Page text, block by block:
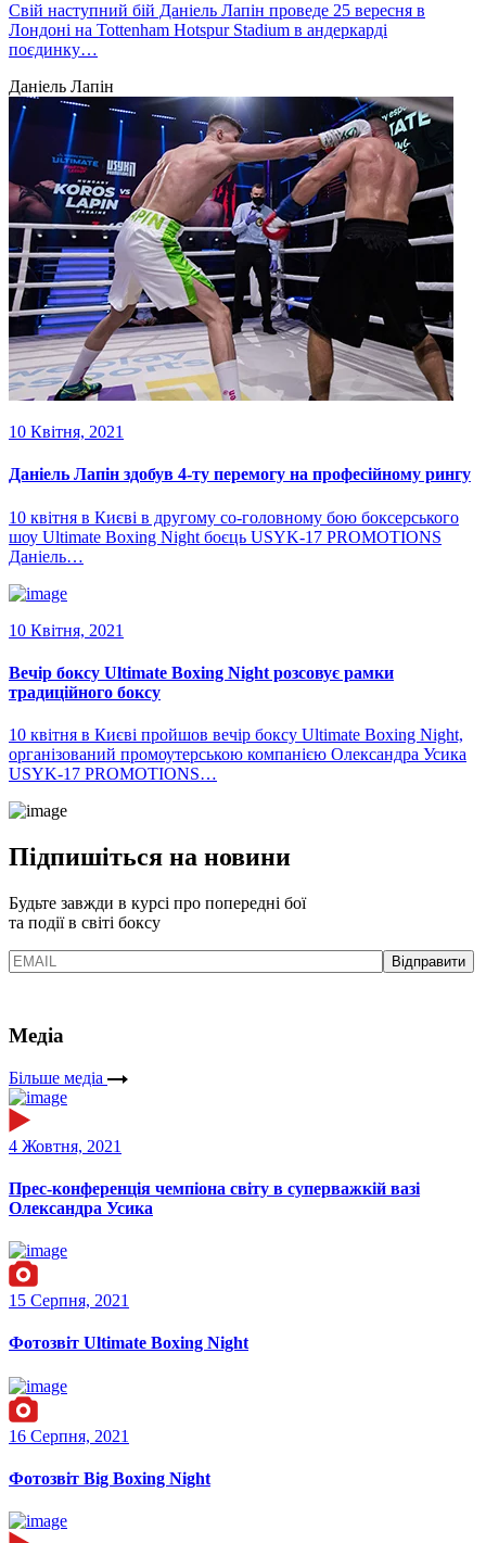
Свій наступний бій Даніель Лапін проведе 25 вересня в
Лондоні на Tottenham Hotspur Stadium в андеркарді
поєдинку…
Даніель Лапін
10 Квітня, 2021
Даніель Лапін здобув 4-ту перемогу на професійному рингу
10 квітня в Києві в другому со-головному бою боксерського
шоу Ultimate Boxing Night боєць USYK-17 PROMOTIONS
Даніель…
10 Квітня, 2021
Вечір боксу Ultimate Boxing Night розсовує рамки
традиційного боксу
10 квітня в Києві пройшов вечір боксу Ultimate Boxing Night,
організований промоутерською компанією Олександра Усика
USYK-17 PROMOTIONS…
Підпишіться на новини
Будьте завжди в курсі про попередні бої
та події в світі боксу
Медіа
Більше медіа
4 Жовтня, 2021
Прес-конференція чемпіона світу в суперважкій вазі
Олександра Усика
15 Серпня, 2021
Фотозвіт Ultimate Boxing Night
16 Серпня, 2021
Фотозвіт Big Boxing Night